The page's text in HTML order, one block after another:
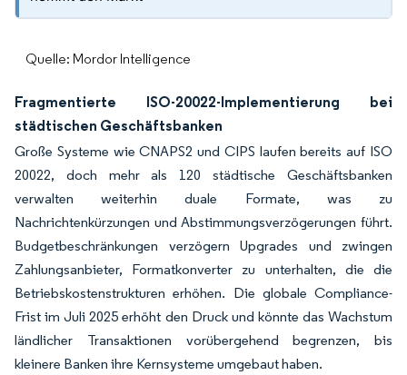
Quelle: Mordor Intelligence
Fragmentierte ISO-20022-Implementierung bei
städtischen Geschäftsbanken
Große Systeme wie CNAPS2 und CIPS laufen bereits auf ISO
20022, doch mehr als 120 städtische Geschäftsbanken
verwalten weiterhin duale Formate, was zu
Nachrichtenkürzungen und Abstimmungsverzögerungen führt.
Budgetbeschränkungen verzögern Upgrades und zwingen
Zahlungsanbieter, Formatkonverter zu unterhalten, die die
Betriebskostenstrukturen erhöhen. Die globale Compliance-
Frist im Juli 2025 erhöht den Druck und könnte das Wachstum
ländlicher Transaktionen vorübergehend begrenzen, bis
kleinere Banken ihre Kernsysteme umgebaut haben.